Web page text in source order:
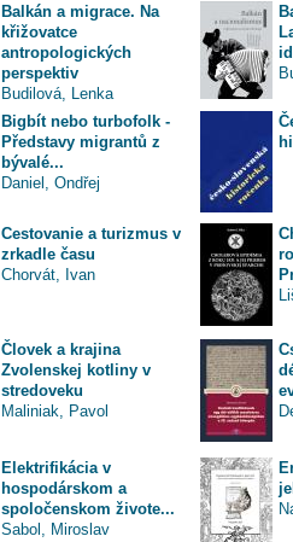
Balkán a migrace. Na
křižovatce
antropologických
perspektiv
Budilová, Lenka
Bigbít nebo turbofolk -
Představy migrantů z
bývalé...
Daniel, Ondřej
Cestovanie a turizmus v
zrkadle času
Chorvát, Ivan
Človek a krajina
Zvolenskej kotliny v
stredoveku
Maliniak, Pavol
Elektrifikácia v
hospodárskom a
spoločenskom živote...
Sabol, Miroslav